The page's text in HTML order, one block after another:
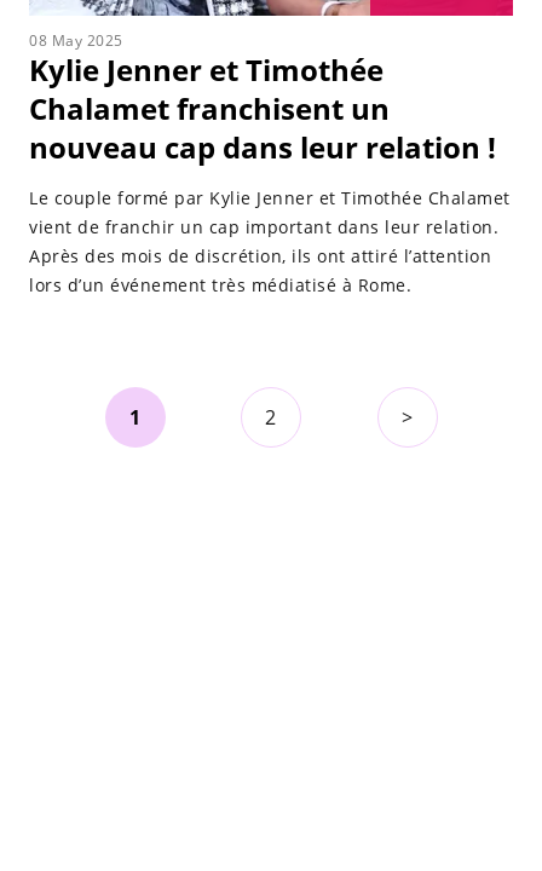
08 May 2025
Kylie Jenner et Timothée
Chalamet franchisent un
nouveau cap dans leur relation !
Le couple formé par Kylie Jenner et Timothée Chalamet
vient de franchir un cap important dans leur relation.
Après des mois de discrétion, ils ont attiré l’attention
lors d’un événement très médiatisé à Rome.
1 2 >